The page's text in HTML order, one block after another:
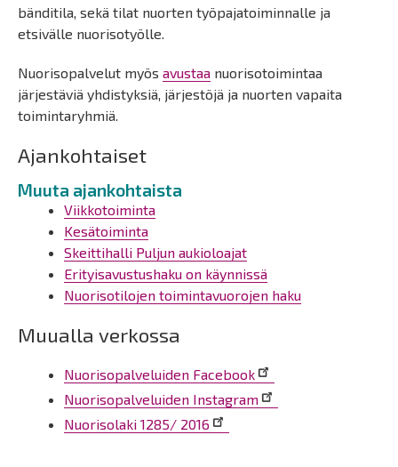
bänditila, sekä tilat nuorten työpajatoiminnalle ja
etsivälle nuorisotyölle.
Nuorisopalvelut myös avustaa nuorisotoimintaa
järjestäviä yhdistyksiä, järjestöjä ja nuorten vapaita
toimintaryhmiä.
Ajankohtaiset
Muuta ajankohtaista
Viikkotoiminta
Kesätoiminta
Skeittihalli Puljun aukioloajat
Erityisavustushaku on käynnissä
Nuorisotilojen toimintavuorojen haku
Muualla verkossa
Nuorisopalveluiden Facebook
Nuorisopalveluiden Instagram
Nuorisolaki 1285/ 2016